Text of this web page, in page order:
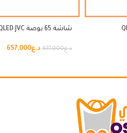
شاشة 65 بوصة QLED JVC
د.ع677,000 د.ع657,000